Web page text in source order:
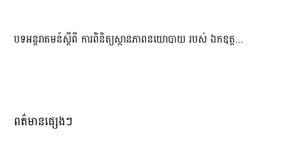
បទអន្តរាគមន៍ស្តីពី ការពិនិត្យស្ថានភាពនយោបាយ របស់ ឯកឧត្ត...
ពត៌មានផ្សេងៗ